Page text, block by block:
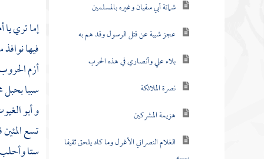
شماتة أبي سفيان وغيره بالمسلمين
عجز شيبة عن قتل الرسول وقد هم به
بلاء علي وأنصاري في هذه الحرب
نصرة الملائكة
هزيمة المشركين
الغلام النصراني الأغرل وما كاد يلحق ثقيفا
إما تري يا
فيها
أزم
سببا بحبل
وأبو
تسع
ستا